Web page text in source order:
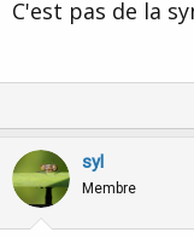
C'est pas de la
syl
Membre